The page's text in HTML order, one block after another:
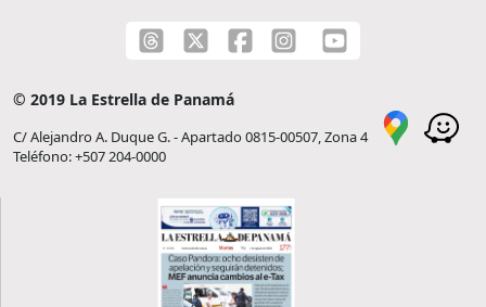
© 2019 La Estrella de Panamá
C/ Alejandro A. Duque G. - Apartado 0815-00507, Zona 4
Teléfono: +507 204-0000